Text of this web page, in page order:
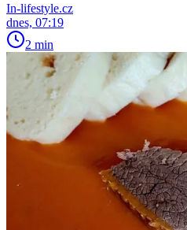
In-lifestyle.cz
dnes, 07:19
2 min